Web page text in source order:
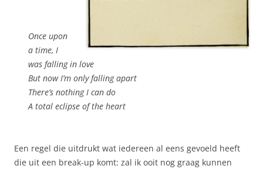
Once upon
a time, I
was falling in love
But now I’m only falling apart
There’s nothing I can do
A total eclipse of the heart
Een regel die uitdrukt wat iedereen al eens gevoeld heeft
die uit een break-up komt: zal ik ooit nog graag kunnen